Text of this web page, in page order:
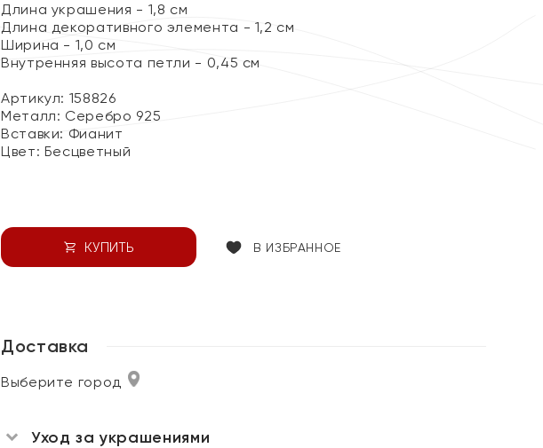
Длина украшения - 1,8 см
Длина декоративного элемента - 1,2 см
Ширина - 1,0 см
Внутренняя высота петли - 0,45 см
Артикул: 158826
Металл: Серебро 925
Вставки: Фианит
Цвет: Бесцветный
КУПИТЬ В ИЗБРАННОЕ
Доставка
Выберите город
Уход за украшениями